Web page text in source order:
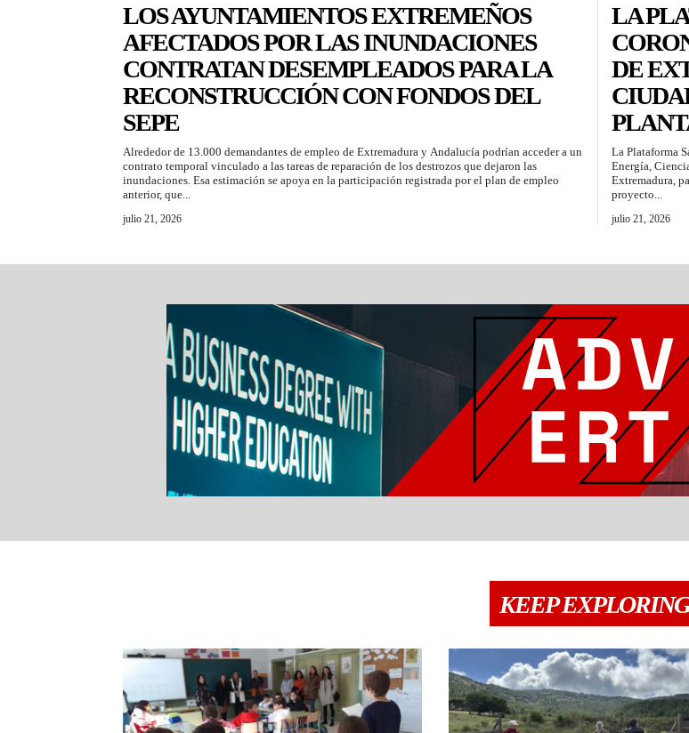
LOS AYUNTAMIENTOS EXTREMEÑOS
AFECTADOS POR LAS INUNDACIONES
CONTRATAN DESEMPLEADOS PARA LA
RECONSTRUCCIÓN CON FONDOS DEL
SEPE
Alrededor de 13.000 demandantes de empleo de Extremadura y Andalucía podrían acceder a un
contrato temporal vinculado a las tareas de reparación de los destrozos que dejaron las
inundaciones. Esa estimación se apoya en la participación registrada por el plan de empleo
anterior, que...
julio 21, 2026
LA
DE
La Plataforma
Energía,
Extremadura,
proyecto...
julio 21, 2026
KEEP EXPLORING